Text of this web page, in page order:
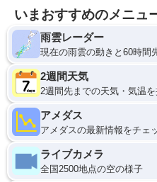
いまおすすめのメニュ
雨雲レーダー
現在の雨雲の動きと60時間
2週間天気
2週間先までの天気・気温
アメダス
アメダスの最新情報をチェ
ライブカメラ
全国2500地点の空の様子